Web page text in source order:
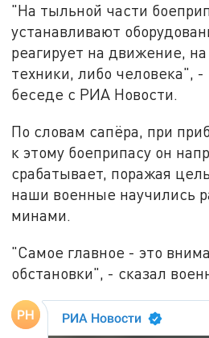
"На тыльной части
устанавливают
реагирует на движение,
техники, либо человека", -
беседе с РИА Новости.
По словам сапёра, при
к этому боеприпасу он
срабатывает, поражая
наши военные научились
минами.
"Самое главное - это
обстановки", - сказал